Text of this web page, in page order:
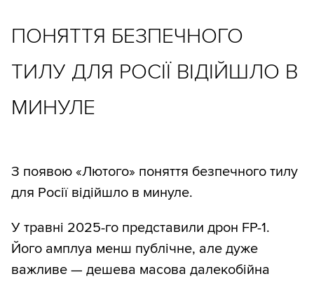
ПОНЯТТЯ БЕЗПЕЧНОГО
ТИЛУ ДЛЯ РОСІЇ ВІДІЙШЛО В
МИНУЛЕ
З появою «Лютого» поняття безпечного тилу
для Росії відійшло в минуле.
У травні 2025-го представили дрон FP-1.
Його амплуа менш публічне, але дуже
важливе — дешева масова далекобійна